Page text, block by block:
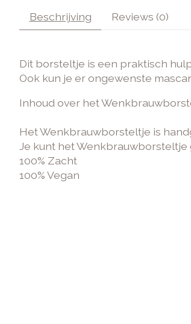
Beschrijving Reviews (0)
Dit borsteltje is een praktisch
Ook kun je er ongewenste
Inhoud over het
Het Wenkbrauwborsteltje is
Je kunt het Wenkbrauwborsteltje
100% Zacht
100% Vegan